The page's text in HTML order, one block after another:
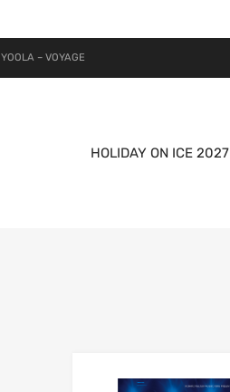
YOOLA – VOYAGE
HOLIDAY ON ICE 2027